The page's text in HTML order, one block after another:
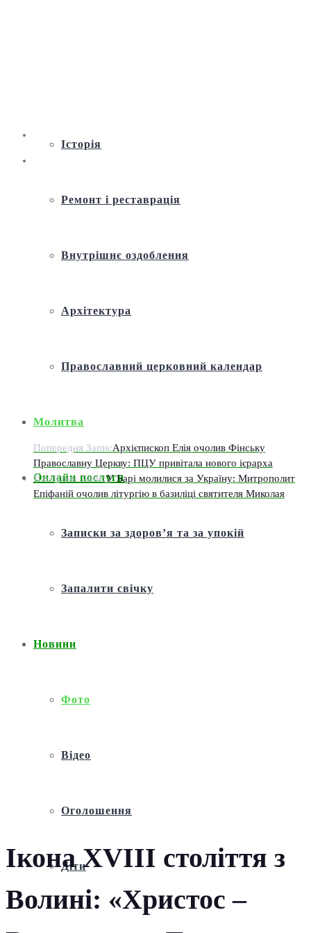
Історія
Ремонт і реставрація
Внутрішнє оздоблення
Архітектура
Православний церковний календар
Молитва
Онлайн послуги
Записки за здоров’я та за упокій
Запалити свічку
Новини
Фото
Відео
Оголошення
Діти
Ікона XVIII століття з
Волині: «Христос –
Попередня ЗаписАрхієпископ Елія очолив Фінську
Православну Церкву: ПЦУ привітала нового ієрарха
Наступна ЗаписУ Барі молилися за Україну: Митрополит
Епіфаній очолив літургію в базиліці святителя Миколая